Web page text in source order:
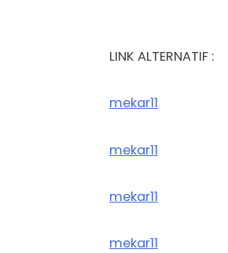
LINK ALTERNATIF :
mekar11
mekar11
mekar11
mekar11